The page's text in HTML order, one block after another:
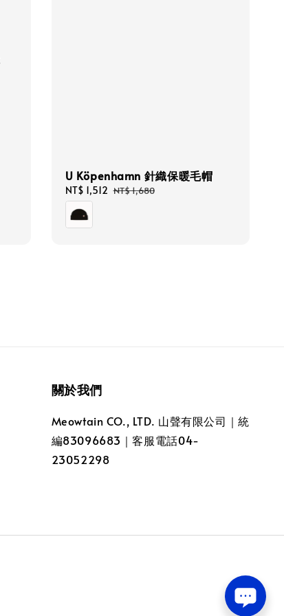
U Köpenhamn 針織保暖毛帽
Sale
price
NT$ 1,512 Regular
NT$ 1,680
關於我們
Meowtain CO., LTD. 山聲有限公司｜統
編83096683｜客服電話04-
23052298